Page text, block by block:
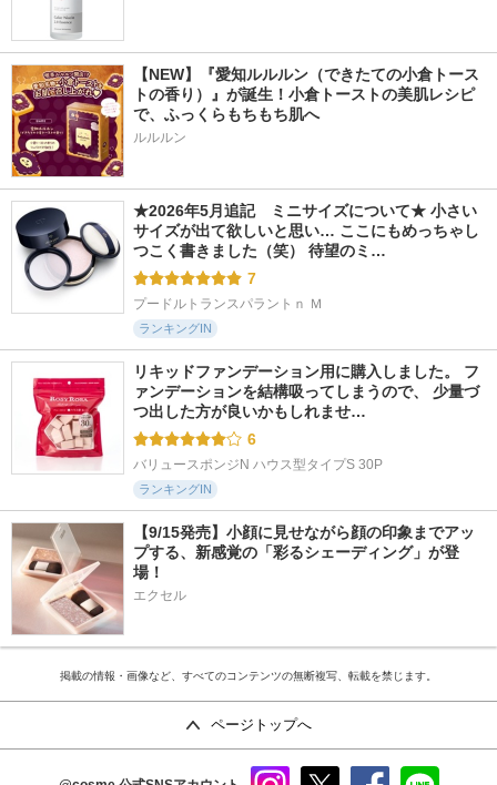
【NEW】『愛知ルルルン（できたての小倉トース
トの香り）』が誕生！小倉トーストの美肌レシピ
で、ふっくらもちもち肌へ
ルルルン
★2026年5月追記　ミニサイズについて★ 小さい
サイズが出て欲しいと思い… ここにもめっちゃし
つこく書きました（笑） 待望のミ…
7
プードルトランスパラントｎ Ｍ
ランキングIN
リキッドファンデーション用に購入しました。 フ
ァンデーションを結構吸ってしまうので、 少量づ
つ出した方が良いかもしれませ…
6
バリュースポンジN ハウス型タイプS 30P
ランキングIN
【9/15発売】小顔に見せながら顔の印象までアッ
プする、新感覚の「彩るシェーディング」が登
場！
エクセル
掲載の情報・画像など、すべてのコンテンツの無断複写、転載を禁じます。
ページトップへ